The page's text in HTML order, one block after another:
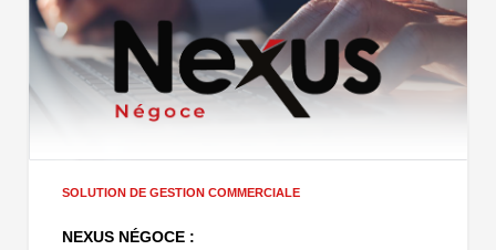
SOLUTION DE GESTION COMMERCIALE
NEXUS NÉGOCE :